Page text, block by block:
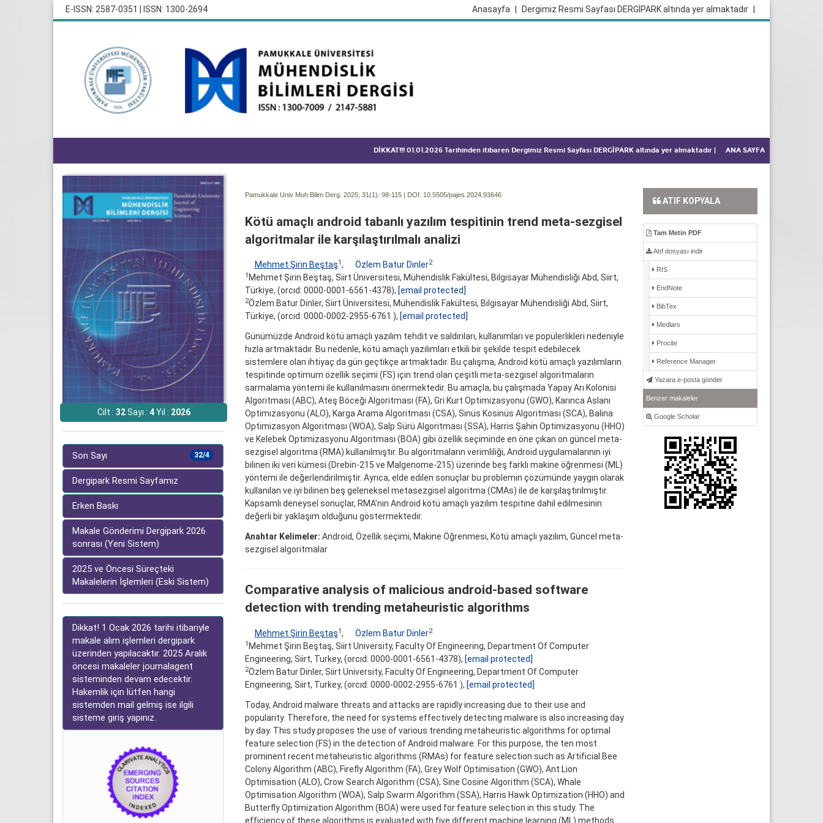
E-ISSN: 2587-0351 | ISSN: 1300-2694 Dergimiz Resmi Sayfası DERGİPARK altında yer almaktadır
Anasayfa
DİKKAT!!! 01.01.2026 Tarihinden itibaren Dergimiz Resmi Sayfası DERGİPARK altında yer almaktadır ANA SAYFA
Cilt : 32Sayı : 4Yıl : 2026
32/4
Son Sayı
Dergipark Resmi Sayfamız
Erken Baskı
Makale Gönderimi Dergipark 2026
sonrası (Yeni Sistem)
2025 ve Öncesi Süreçteki
Makalelerin İşlemleri (Eski Sistem)
Dikkat! 1 Ocak 2026 tarihi itibariyle
makale alım işlemleri dergipark
üzerinden yapılacaktır. 2025 Aralık
öncesi makaleler journalagent
sisteminden devam edecektir.
Hakemlik için lütfen hangi
sistemden mail gelmiş ise ilgili
sisteme giriş yapınız.
Pamukkale Univ Muh Bilim Derg. 2025; 31(1): 98-115 | DOI: 10.5505/pajes.2024.93646
Kötü amaçlı android tabanlı yazılım tespitinin trend meta-sezgisel
algoritmalar ile karşılaştırılmalı analizi
Mehmet Şirin Beştaş1 , Özlem Batur Dinler2
1 Mehmet Şirin Beştaş, Siirt Üniversitesi, Mühendislik Fakültesi, Bilgisayar Mühendisliği Abd, Siirt,
Türkiye, (orcıd: 0000-0001-6561-4378), [email protected]
2Özlem Batur Di̇nler, Siirt Üniversitesi, Mühendislik Fakültesi, Bilgisayar Mühendisliği Abd, Siirt,
Türkiye, (orcıd: 0000-0002-2955-6761 ), [email protected]
Günümüzde Android kötü amaçlı yazılım tehdit ve saldırıları, kullanımları ve popülerlikleri nedeniyle
hızla artmaktadır. Bu nedenle, kötü amaçlı yazılımları etkili bir şekilde tespit edebilecek
sistemlere olan ihtiyaç da gün geçtikçe artmaktadır. Bu çalışma, Android kötü amaçlı yazılımların
tespitinde optimum özellik seçimi (FS) için trend olan çeşitli meta-sezgisel algoritmaların
sarmalama yöntemi ile kullanılmasını önermektedir. Bu amaçla, bu çalışmada Yapay Arı Kolonisi
Algoritması (ABC), Ateş Böceği Algoritması (FA), Gri Kurt Optimizasyonu (GWO), Karınca Aslanı
Optimizasyonu (ALO), Karga Arama Algoritması (CSA), Sinüs Kosinüs Algoritması (SCA), Balina
Optimizasyon Algoritması (WOA), Salp Sürü Algoritması (SSA), Harris Şahin Optimizasyonu (HHO)
ve Kelebek Optimizasyonu Algoritması (BOA) gibi özellik seçiminde en öne çıkan on güncel meta-
sezgisel algoritma (RMA) kullanılmıştır. Bu algoritmaların verimliliği, Android uygulamalarının iyi
bilinen iki veri kümesi (Drebin-215 ve Malgenome-215) üzerinde beş farklı makine öğrenmesi (ML)
yöntemi ile değerlendirilmiştir. Ayrıca, elde edilen sonuçlar bu problemin çözümünde yaygın olarak
kullanılan ve iyi bilinen beş geleneksel metasezgisel algoritma (CMAs) ile de karşılaştırılmıştır.
Kapsamlı deneysel sonuçlar, RMA’nın Android kötü amaçlı yazılım tespitine dahil edilmesinin
değerli bir yaklaşım olduğunu göstermektedir.
Anahtar Kelimeler: Android, Özellik seçimi, Makine Öğrenmesi, Kötü amaçlı yazılım, Güncel meta-
sezgisel algoritmalar
Comparative analysis of malicious android-based software
detection with trending metaheuristic algorithms
Mehmet Şirin Beştaş1, Özlem Batur Dinler2
1 Mehmet Şirin Beştaş, Siirt University, Faculty Of Engineering, Department Of Computer
Engineering, Siirt, Turkey, (orcıd: 0000-0001-6561-4378), [email protected]
2Özlem Batur Di̇nler, Siirt University, Faculty Of Engineering, Department Of Computer
Engineering, Siirt, Turkey, (orcıd: 0000-0002-2955-6761 ), [email protected]
Today, Android malware threats and attacks are rapidly increasing due to their use and
popularity. Therefore, the need for systems effectively detecting malware is also increasing day
by day. This study proposes the use of various trending metaheuristic algorithms for optimal
feature selection (FS) in the detection of Android malware. For this purpose, the ten most
prominent recent metaheuristic algorithms (RMAs) for feature selection such as Artificial Bee
Colony Algorithm (ABC), Firefly Algorithm (FA), Grey Wolf Optimisation (GWO), Ant Lion
Optimisation (ALO), Crow Search Algorithm (CSA), Sine Cosine Algorithm (SCA), Whale
Optimisation Algorithm (WOA), Salp Swarm Algorithm (SSA), Harris Hawk Optimization (HHO) and
Butterfly Optimization Algorithm (BOA) were used for feature selection in this study. The
efficiency of these algorithms is evaluated with five different machine learning (ML) methods
ATIF KOPYALA
Tam Metin PDF
Atıf dosyası indir
RIS
EndNote
BibTex
Medlars
Procite
Reference Manager
Yazara e-posta gönder
Benzer makaleler
Google Scholar